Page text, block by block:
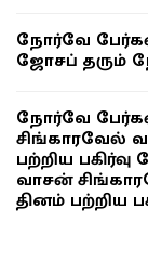
நோர்வே
ஜோசப் தரும்
நோர்வே
சிங்காரவேல்
பற்றிய
வாசன்
தினம் பற்றிய